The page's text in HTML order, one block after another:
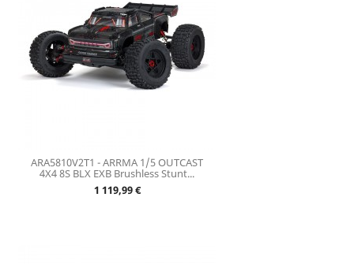
ARA5810V2T1 - ARRMA 1/5 OUTCAST
4X4 8S BLX EXB Brushless Stunt...
Prix
1 119,99 €